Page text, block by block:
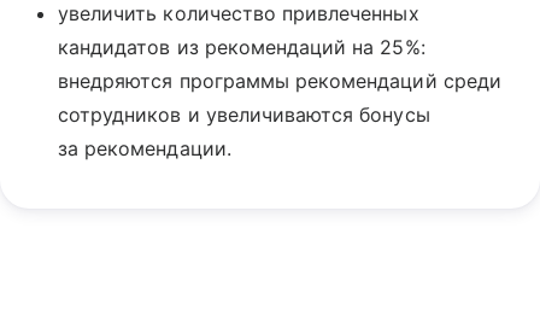
увеличить количество привлеченных
кандидатов из рекомендаций на 25%:
внедряются программы рекомендаций среди
сотрудников и увеличиваются бонусы
за рекомендации.